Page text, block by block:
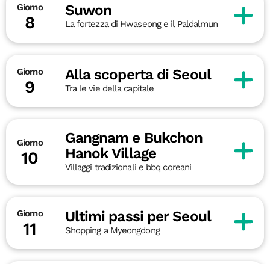
Giorno
8
Suwon
La fortezza di Hwaseong e il Paldalmun
Giorno
9
Alla scoperta di Seoul
Tra le vie della capitale
Giorno
10
Gangnam e Bukchon
Hanok Village
Villaggi tradizionali e bbq coreani
Giorno
11
Ultimi passi per Seoul
Shopping a Myeongdong